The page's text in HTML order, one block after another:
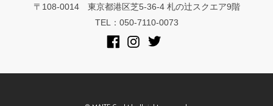
〒108-0014 東京都港区芝5-36-4 札の辻スクエア9階
TEL：050-7110-0073